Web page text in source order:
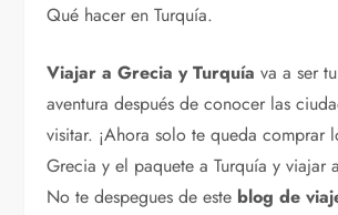
Qué hacer en Turquía.
Viajar a Grecia y Turquía va a ser
aventura después de conocer las
visitar. ¡Ahora solo te queda comprar
Grecia y el paquete a Turquía y viajar
No te despegues de este blog de